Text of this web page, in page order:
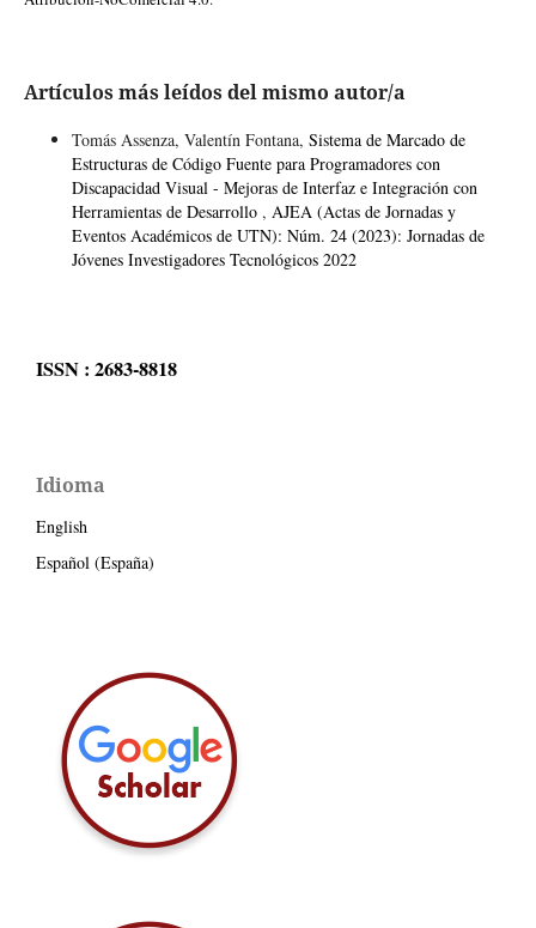
Artículos más leídos del mismo autor/a
Tomás Assenza, Valentín Fontana, Sistema de Marcado de
Estructuras de Código Fuente para Programadores con
Discapacidad Visual - Mejoras de Interfaz e Integración con
Herramientas de Desarrollo , AJEA (Actas de Jornadas y
Eventos Académicos de UTN): Núm. 24 (2023): Jornadas de
Jóvenes Investigadores Tecnológicos 2022
ISSN : 2683-8818
Idioma
English
Español (España)